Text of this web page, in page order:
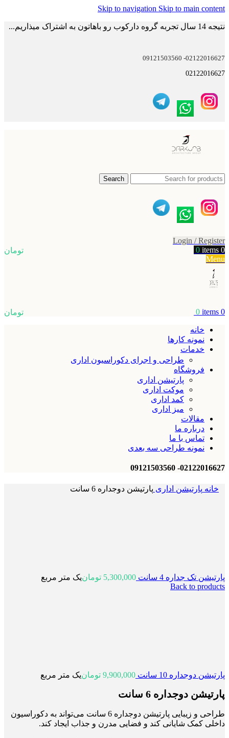
Skip to navigation Skip to main content
نتیجه 14 سال تجربه گروه دارکوب رو باهاتون به اشتراک میذاریم...
02122016627- 09121503560
02122016627
Search
Login / Register
0
items
0
تومان
Menu
0
items
0
تومان
خانه
نمونه کارها
خدمات
طراحی و اجرای دکوراسیون اداری
فروشگاه
پارتیشن اداری
موکت اداری
کمد اداری
میز اداری
مقالات
درباره ما
تماس با ما
نمونه طراحی سه بعدی
02122016627- 09121503560
خانه پارتیشن اداری پارتیشن دوجداره 6 سانت
پارتیشن تک جداره 4 سانت 5,300,000 تومانیک متر مربع
Back to products
پارتیشن دوجداره 10 سانت 9,900,000 تومانیک متر مربع
پارتیشن دوجداره 6 سانت
طراحی و زیبایی پارتیشن دوجداره 6 سانت می‌تواند به دکوراسیون
داخلی کمک شایانی کند و فضایی مدرن و جذاب ایجاد کند.